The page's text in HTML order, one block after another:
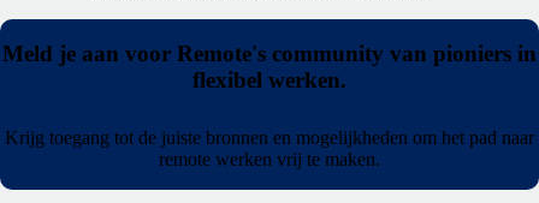
Meld je aan voor Remote's community van pioniers in
flexibel werken.
Krijg toegang tot de juiste bronnen en mogelijkheden om het pad naar
remote werken vrij te maken.